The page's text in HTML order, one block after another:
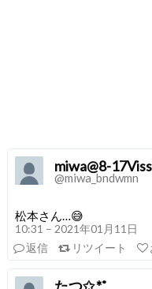
miwa@8-
@miwa_bndwmn
松本さん…😅
10:31 – 2021年01月11日
返信
リツイート